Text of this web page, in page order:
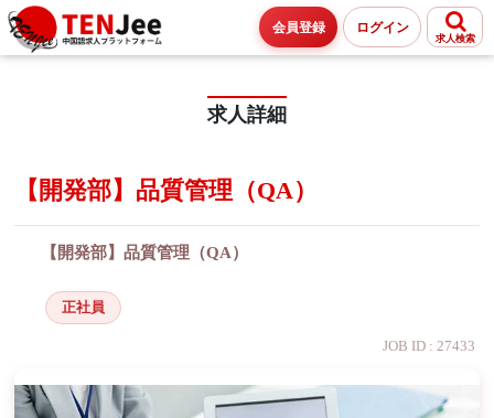
会員登録 ログイン
求人検索
求人詳細
【開発部】品質管理（QA）
【開発部】品質管理（QA）
正社員
JOB ID : 27433